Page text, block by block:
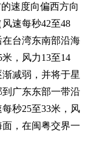
速度向偏西方向
速每秒42至48
台湾东南部沿海
，风力13至14
减弱，并将于星
广东东部一带沿
秒25至33米，风
，在闽粤交界一